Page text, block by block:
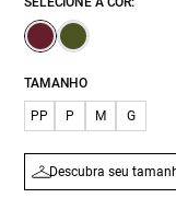
TAMANHO
PP P M G
Descubra seu